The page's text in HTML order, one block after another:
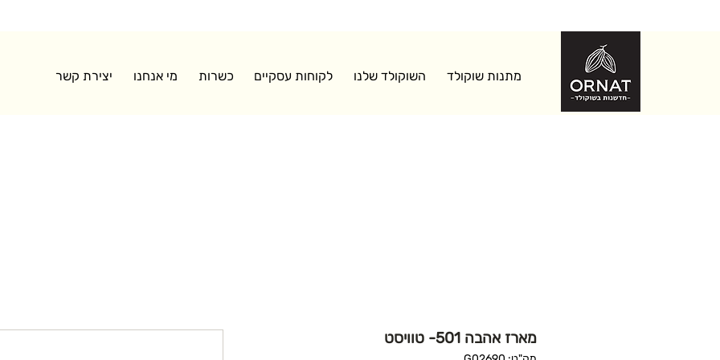
מתנות שוקולד השוקולד שלנו לקוחות עסקיים כשרות מי אנחנו יצירת קשר
מארז אהבה 501- טוויסט